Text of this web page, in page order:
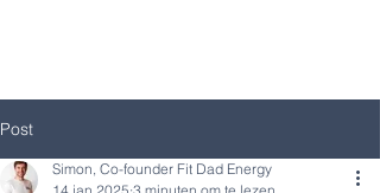
Post
Simon, Co-founder Fit Dad Energy